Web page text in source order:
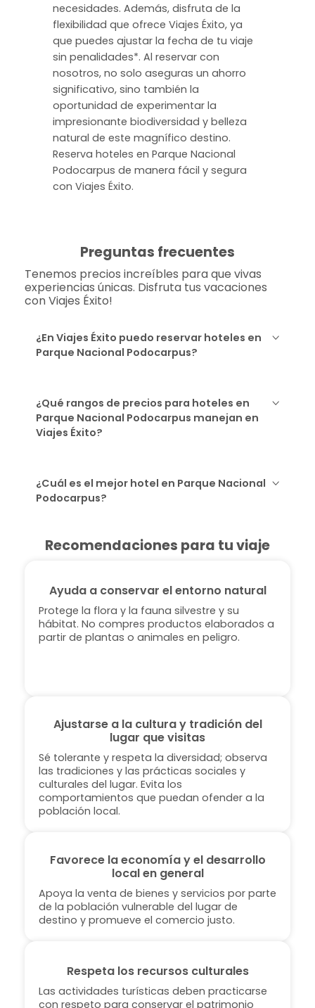
necesidades. Además, disfruta de la
flexibilidad que ofrece Viajes Éxito, ya
que puedes ajustar la fecha de tu viaje
sin penalidades*. Al reservar con
nosotros, no solo aseguras un ahorro
significativo, sino también la
oportunidad de experimentar la
impresionante biodiversidad y belleza
natural de este magnífico destino.
Reserva hoteles en Parque Nacional
Podocarpus de manera fácil y segura
con Viajes Éxito.
Preguntas frecuentes
Tenemos precios increíbles para que vivas
experiencias únicas. Disfruta tus vacaciones
con Viajes Éxito!
¿En Viajes Éxito puedo reservar hoteles en
Parque Nacional Podocarpus?
¿Qué rangos de precios para hoteles en
Parque Nacional Podocarpus manejan en
Viajes Éxito?
¿Cuál es el mejor hotel en Parque Nacional
Podocarpus?
Recomendaciones para tu viaje
Ayuda a conservar el entorno natural
Protege la flora y la fauna silvestre y su
hábitat. No compres productos elaborados a
partir de plantas o animales en peligro.
Ajustarse a la cultura y tradición del
lugar que visitas
Sé tolerante y respeta la diversidad; observa
las tradiciones y las prácticas sociales y
culturales del lugar. Evita los
comportamientos que puedan ofender a la
población local.
Favorece la economía y el desarrollo
local en general
Apoya la venta de bienes y servicios por parte
de la población vulnerable del lugar de
destino y promueve el comercio justo.
Respeta los recursos culturales
Las actividades turísticas deben practicarse
con respeto para conservar el patrimonio